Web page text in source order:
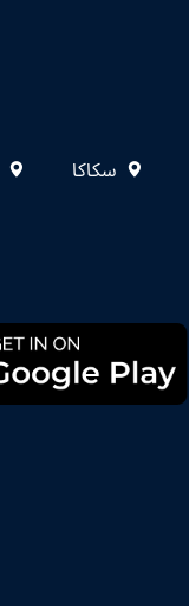
سكاكا